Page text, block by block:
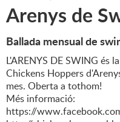
Arenys de
Ballada mensual de
L'ARENYS DE SWING és
Chickens Hoppers
mes. Oberta a tothom!
Més informació:
https://